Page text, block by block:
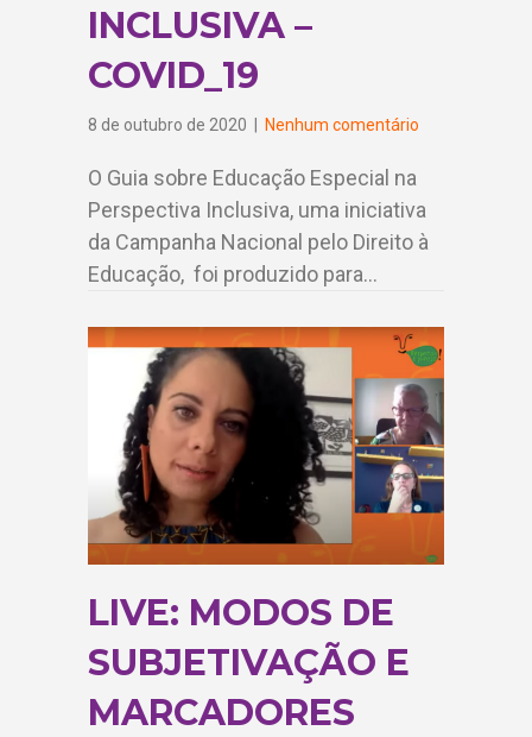
INCLUSIVA –
COVID_19
8 de outubro de 2020 Nenhum comentário
O Guia sobre Educação Especial na
Perspectiva Inclusiva, uma iniciativa
da Campanha Nacional pelo Direito à
Educação, foi produzido para…
LIVE: MODOS DE
SUBJETIVAÇÃO E
MARCADORES